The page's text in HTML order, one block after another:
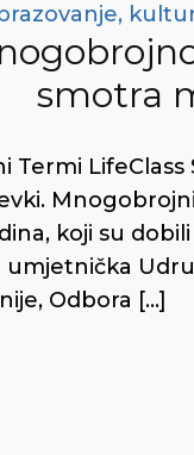
smotra
Termi
koji su
Odbora […]